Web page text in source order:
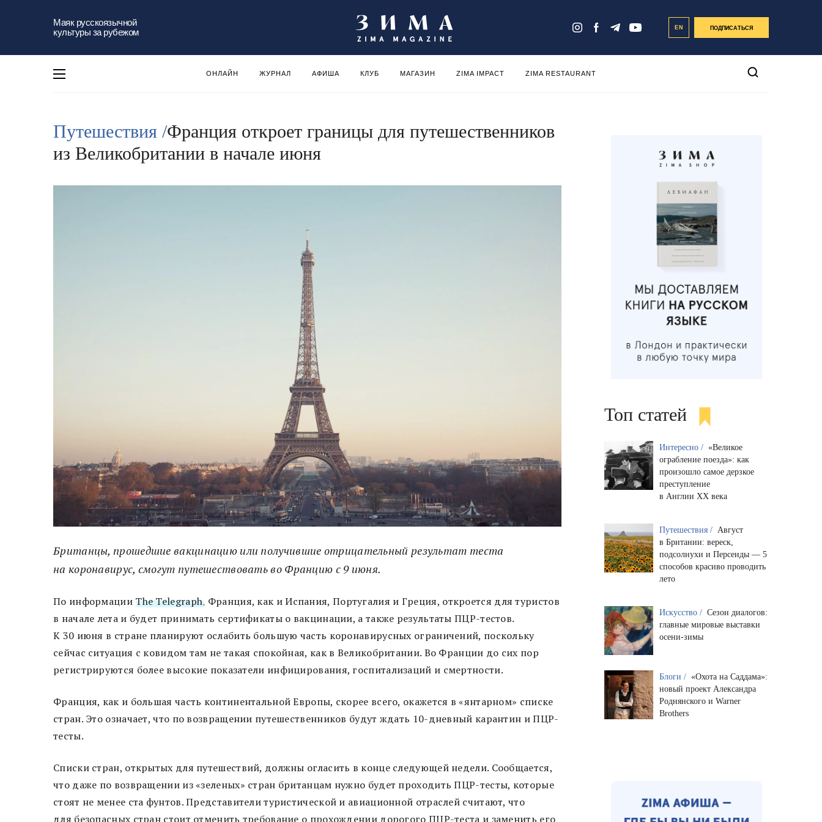
Маяк русскоязычной
культуры за рубежом
EN ПОДПИСАТЬСЯ
ОНЛАЙН ЖУРНАЛ АФИША КЛУБ МАГАЗИН ZIMA IMPACT ZIMA RESTAURANT
Путешествия /Франция откроет границы для путешественников
из Великобритании в начале июня
Британцы, прошедшие вакцинацию или получившие отрицательный результат теста
на коронавирус, смогут путешествовать во Францию ​​с 9 июня.
По информации The Telegraph, Франция, как и Испания, Португалия и Греция, откроется для туристов
в начале лета и будет принимать сертификаты о вакцинации, а также результаты ПЦР-тестов.
К 30 июня в стране планируют ослабить большую часть коронавирусных ограничений, поскольку
сейчас ситуация с ковидом там не такая спокойная, как в Великобритании. Во Франции до сих пор
регистрируются более высокие показатели инфицирования, госпитализаций и смертности.
Франция, как и большая часть континентальной Европы, скорее всего, окажется в «янтарном» списке
стран. Это означает, что по возвращении путешественников будут ждать 10-дневный карантин и ПЦР-
тесты.
Списки стран, открытых для путешествий, должны огласить в конце следующей недели. Сообщается,
что даже по возвращении из «зеленых» стран британцам нужно будет проходить ПЦР-тесты, которые
стоят не менее ста фунтов. Представители туристической и авиационной отраслей считают, что
для безопасных стран стоит отменить требование о прохождении дорогого ПЦР-теста и заменить его
Топ статей
Интересно / «Великое
ограбление поезда»: как
произошло самое дерзкое
преступление
в Англии XX века
Путешествия / Август
в Британии: вереск,
подсолнухи и Персеиды — 5
способов красиво проводить
лето
Искусство / Сезон диалогов:
главные мировые выставки
осени-зимы
Блоги / «Охота на Саддама»:
новый проект Александра
Роднянского и Warner
Brothers